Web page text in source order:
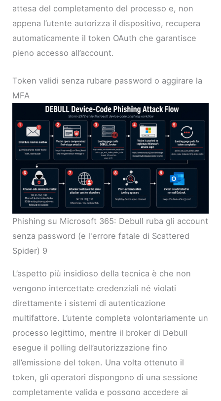
attesa del completamento del processo e, non
appena l’utente autorizza il dispositivo, recupera
automaticamente il token OAuth che garantisce
pieno accesso all’account.
Token validi senza rubare password o aggirare la
MFA
Phishing su Microsoft 365: Debull ruba gli account
senza password (e l'errore fatale di Scattered
Spider) 9
L’aspetto più insidioso della tecnica è che non
vengono intercettate credenziali né violati
direttamente i sistemi di autenticazione
multifattore. L’utente completa volontariamente un
processo legittimo, mentre il broker di Debull
esegue il polling dell’autorizzazione fino
all’emissione del token. Una volta ottenuto il
token, gli operatori dispongono di una sessione
completamente valida e possono accedere ai